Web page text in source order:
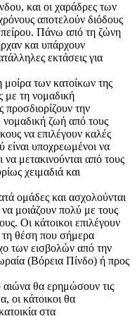
και οι χαράδρες των
αποτελούν διόδους
Πάνω από τη ζώνη
και υπάρχουν
εκτάσεις για
μοίρα των κατοίκων της
με τη νομαδική
προσδιορίζουν την
νομαδική ζωή από τους
να επιλέγουν καλές
είναι υποχρεωμένοι να
να μετακινούνται από τους
χειμαδιά και
ομάδες και ασχολούνται
μοιάζουν πολύ με τους
Οι κάτοικοι επιλέγουν
τη θέση που σήμερα
των εισβολών από την
(Βόρεια Πίνδο) ή προς
θα ερημώσουν τις
οι κάτοικοι θα
στα